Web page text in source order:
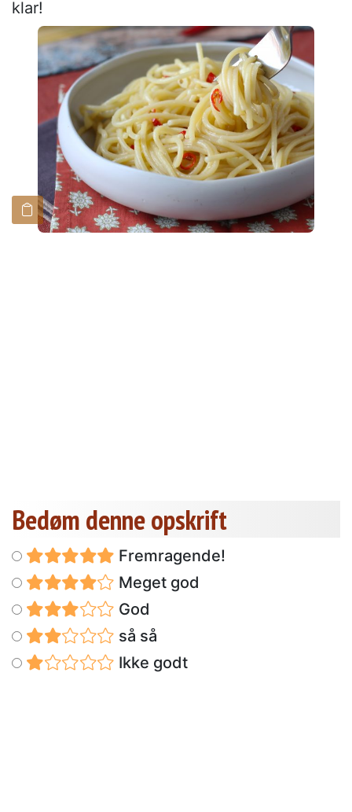
klar!
Bedøm denne opskrift
Fremragende!
Meget god
God
så så
Ikke godt